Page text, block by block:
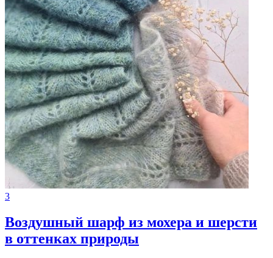
3
Воздушный шарф из мохера и шерсти
в оттенках природы